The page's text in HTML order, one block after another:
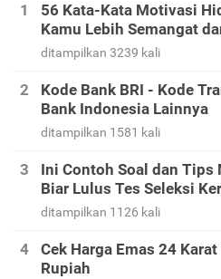
56 Kata-Kata Motivasi
Kamu Lebih Semangat
ditampilkan 3239 kali
Kode Bank BRI - Kode
Bank Indonesia Lainnya
ditampilkan 1581 kali
Ini Contoh Soal dan Tips
Biar Lulus Tes Seleksi
ditampilkan 1126 kali
Cek Harga Emas 24
Rupiah